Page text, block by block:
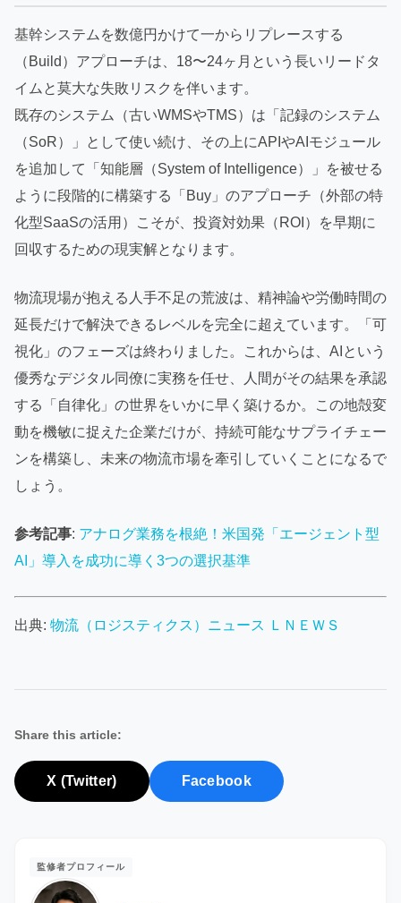
基幹システムを数億円かけて一からリプレースする
（Build）アプローチは、18〜24ヶ月という長いリードタ
イムと莫大な失敗リスクを伴います。
既存のシステム（古いWMSやTMS）は「記録のシステム
（SoR）」として使い続け、その上にAPIやAIモジュール
を追加して「知能層（System of Intelligence）」を被せる
ように段階的に構築する「Buy」のアプローチ（外部の特
化型SaaSの活用）こそが、投資対効果（ROI）を早期に
回収するための現実解となります。
物流現場が抱える人手不足の荒波は、精神論や労働時間の
延長だけで解決できるレベルを完全に超えています。「可
視化」のフェーズは終わりました。これからは、AIという
優秀なデジタル同僚に実務を任せ、人間がその結果を承認
する「自律化」の世界をいかに早く築けるか。この地殻変
動を機敏に捉えた企業だけが、持続可能なサプライチェー
ンを構築し、未来の物流市場を牽引していくことになるで
しょう。
参考記事: アナログ業務を根絶！米国発「エージェント型
AI」導入を成功に導く3つの選択基準
出典: 物流（ロジスティクス）ニュース ＬＮＥＷＳ
Share this article:
X (Twitter) Facebook
監修者プロフィール